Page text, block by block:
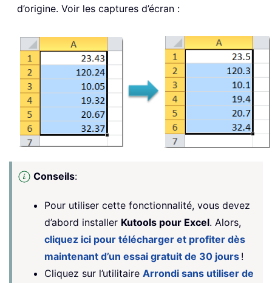
d’origine. Voir les captures d’écran :
Conseils:
Pour utiliser cette fonctionnalité, vous devez
d’abord installer Kutools pour Excel. Alors,
cliquez ici pour télécharger et profiter dès
maintenant d’un essai gratuit de 30 jours !
Cliquez sur l’utilitaire Arrondi sans utiliser de